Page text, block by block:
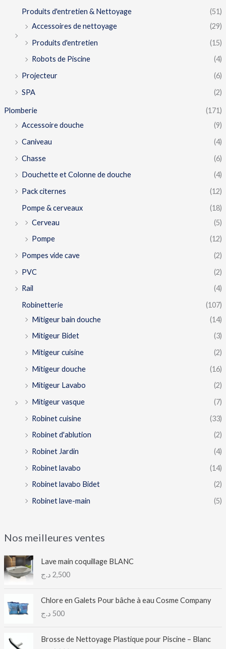
Produits d'entretien & Nettoyage
(51)
Accessoires de nettoyage
(29)
Produits d'entretien
(15)
Robots de Piscine
(4)
Projecteur
(6)
SPA
(2)
Plomberie
(171)
Accessoire douche
(9)
Caniveau
(4)
Chasse
(6)
Douchette et Colonne de douche
(4)
Pack citernes
(12)
Pompe & cerveaux
(18)
Cerveau
(5)
Pompe
(12)
Pompes vide cave
(2)
PVC
(2)
Rail
(4)
Robinetterie
(107)
Mitigeur bain douche
(14)
Mitigeur Bidet
(3)
Mitigeur cuisine
(2)
Mitigeur douche
(16)
Mitigeur Lavabo
(2)
Mitigeur vasque
(7)
Robinet cuisine
(33)
Robinet d'ablution
(2)
Robinet Jardin
(4)
Robinet lavabo
(14)
Robinet lavabo Bidet
(2)
Robinet lave-main
(5)
Nos meilleures ventes
Lave main coquillage BLANC
2,500 د.ج
Chlore en Galets Pour bâche à eau Cosme Company
500 د.ج
Brosse de Nettoyage Plastique pour Piscine – Blanc